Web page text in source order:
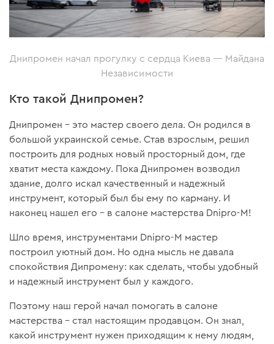
Днипромен начал прогулку с сердца Киева — Майдана
Независимости
Кто такой Днипромен?
Днипромен – это мастер своего дела. Он родился в
большой украинской семье. Став взрослым, решил
построить для родных новый просторный дом, где
хватит места каждому. Пока Днипромен возводил
здание, долго искал качественный и надежный
инструмент, который был бы ему по карману. И
наконец нашел его – в салоне мастерства Dnipro-M!
Шло время, инструментами Dnipro-M мастер
построил уютный дом. Но одна мысль не давала
спокойствия Дипромену: как сделать, чтобы удобный
и надежный инструмент был у каждого.
Поэтому наш герой начал помогать в салоне
мастерства – стал настоящим продавцом. Он знал,
какой инструмент нужен приходящим к нему людям,